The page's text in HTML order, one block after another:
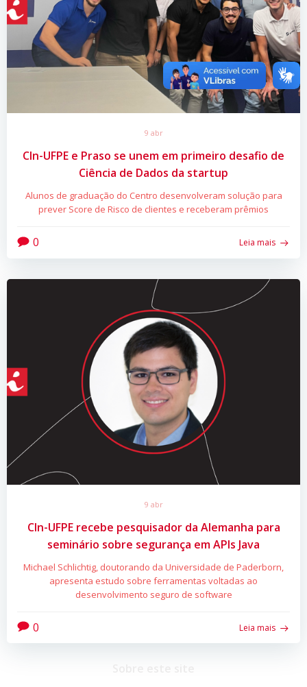
9 abr
CIn-UFPE e Praso se unem em primeiro desafio de
Ciência de Dados da startup
Alunos de graduação do Centro desenvolveram solução para
prever Score de Risco de clientes e receberam prêmios
0 Leia mais
9 abr
CIn-UFPE recebe pesquisador da Alemanha para
seminário sobre segurança em APIs Java
Michael Schlichtig, doutorando da Universidade de Paderborn,
apresenta estudo sobre ferramentas voltadas ao
desenvolvimento seguro de software
0 Leia mais